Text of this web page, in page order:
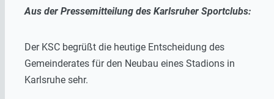
Aus der Pressemitteilung des Karlsruher Sportclubs:
Der KSC begrüßt die heutige Entscheidung des
Gemeinderates für den Neubau eines Stadions in
Karlsruhe sehr.